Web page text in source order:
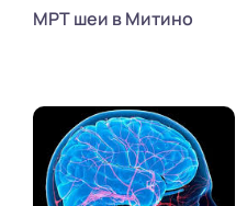
МРТ шеи в Митино